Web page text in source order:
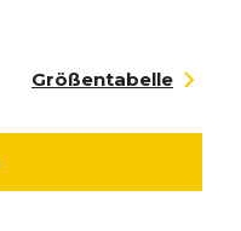
Größentabelle